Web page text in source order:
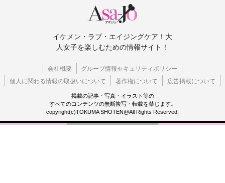
イケメン・ラブ・エイジングケア！大
人女子を楽しむための情報サイト！
会社概要
グループ情報セキュリティポリシー
個人に関わる情報の取扱いについて
著作権について 広告掲載について
掲載の記事・写真・イラスト等の
すべてのコンテンツの無断複写・転載を禁じます。
copyright(c)TOKUMA SHOTEN@All Rights Reserved.